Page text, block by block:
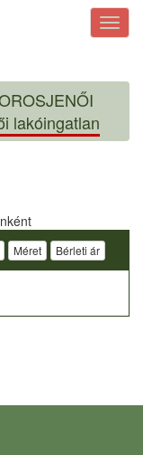
lakóingatlan
Méret Bérleti ár